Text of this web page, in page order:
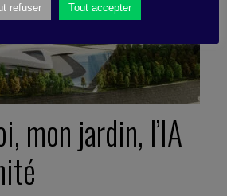
mon jardin, l’IA
refuser Tout accepter